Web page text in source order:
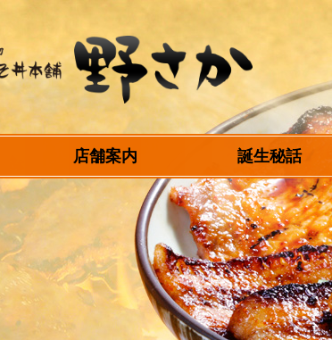
名物 豚みそ丼
野さか
店舗案内 誕生秘話